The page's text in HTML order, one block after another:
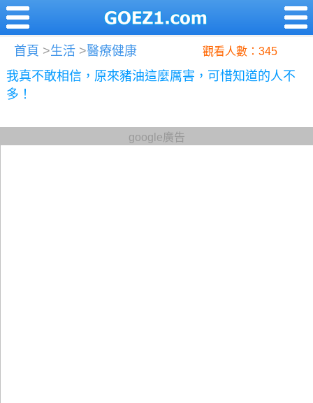
首頁 >生活 >醫療健康 觀看人數：345
我真不敢相信，原來豬油這麼厲害，可惜知道的人不
多！
google廣告